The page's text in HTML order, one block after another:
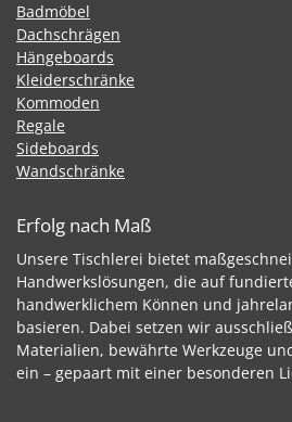
Badmöbel
Dachschrägen
Hängeboards
Kleiderschränke
Kommoden
Regale
Sideboards
Wandschränke
Erfolg nach Maß
Unsere Tischlerei bietet
Handwerkslösungen, die auf
handwerklichem Können und
basieren. Dabei setzen wir
Materialien, bewährte Werkzeuge
ein – gepaart mit einer besonderen